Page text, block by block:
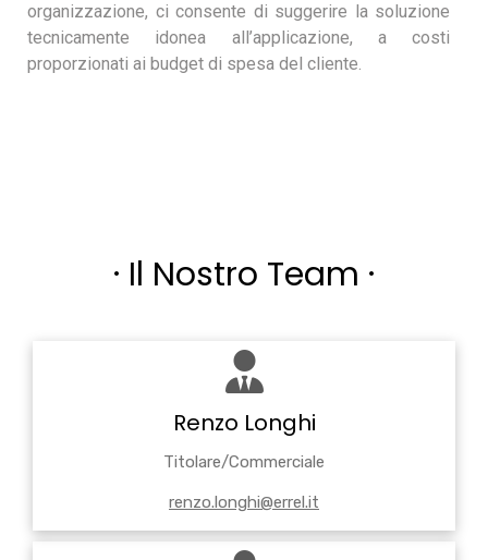
organizzazione, ci consente di suggerire la soluzione
tecnicamente idonea all’applicazione, a costi
proporzionati ai budget di spesa del cliente.
· Il Nostro Team ·
Renzo Longhi
Titolare/Commerciale
renzo.longhi@errel.it